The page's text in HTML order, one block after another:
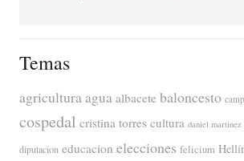
Temas
agriculturaagua albacete baloncesto
cospedal cristina torres cultura daniel martinez
diputacion educacion elecciones felicium